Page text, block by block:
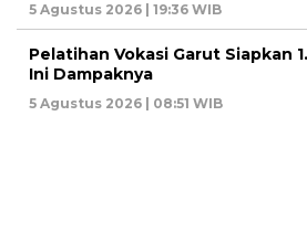
5 Agustus 2026 | 19:36 WIB
Pelatihan Vokasi Garut Siapkan
Ini Dampaknya
5 Agustus 2026 | 08:51 WIB